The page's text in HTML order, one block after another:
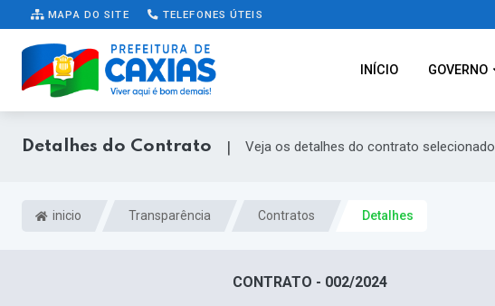
MAPA DO SITE TELEFONES ÚTEIS
INÍCIO GOVERNO
Detalhes do Contrato | Veja os detalhes do contrato selecionado
inicio Transparência Contratos Detalhes
CONTRATO - 002/2024